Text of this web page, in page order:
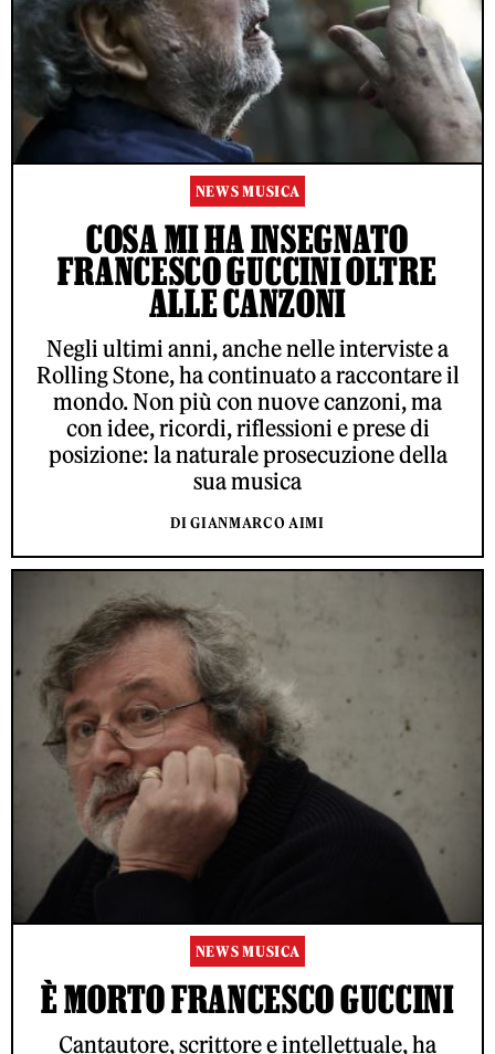
NEWS MUSICA
COSA MI HA INSEGNATO
FRANCESCO GUCCINI OLTRE
ALLE CANZONI
Negli ultimi anni, anche nelle interviste a
Rolling Stone, ha continuato a raccontare il
mondo. Non più con nuove canzoni, ma
con idee, ricordi, riflessioni e prese di
posizione: la naturale prosecuzione della
sua musica
DI GIANMARCO AIMI
NEWS MUSICA
È MORTO FRANCESCO GUCCINI
Cantautore, scrittore e intellettuale, ha